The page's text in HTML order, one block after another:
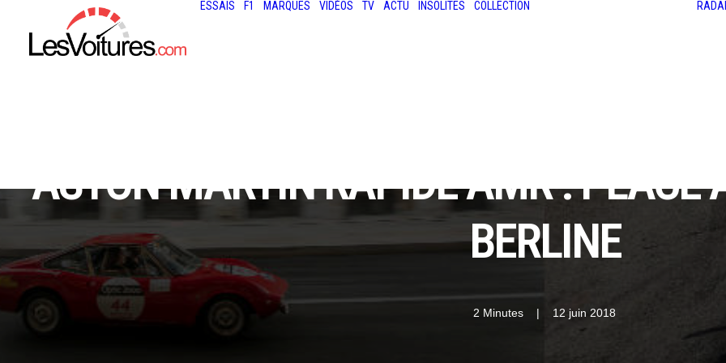
ESSAIS F1 MARQUES VIDÉOS TV ACTU INSOLITES COLLECTION
ASTON MARTIN RAPIDE AMR : PLACE
BERLINE
2 Minutes | 12 juin 2018